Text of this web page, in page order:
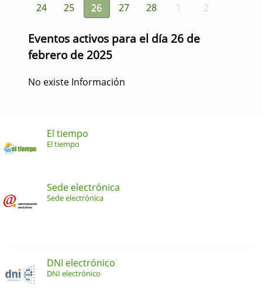
24
25 26 27 28 1 2
Eventos activos para el día 26 de
febrero de 2025
No existe Información
El tiempo
El tiempo
Sede electrónica
Sede electrónica
DNI electrónico
DNI electrónico